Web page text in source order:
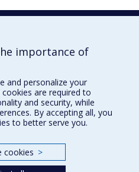
d'architecture de
importance of
and personalize your
are required to
and security, while
By accepting all, you
to better serve you.
cookies >